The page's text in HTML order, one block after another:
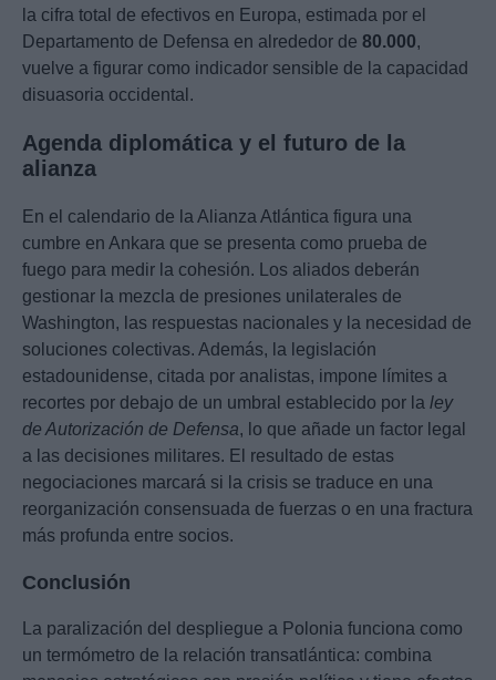
la cifra total de efectivos en Europa, estimada por el
Departamento de Defensa en alrededor de 80.000,
vuelve a figurar como indicador sensible de la capacidad
disuasoria occidental.
Agenda diplomática y el futuro de la
alianza
En el calendario de la Alianza Atlántica figura una
cumbre en Ankara que se presenta como prueba de
fuego para medir la cohesión. Los aliados deberán
gestionar la mezcla de presiones unilaterales de
Washington, las respuestas nacionales y la necesidad de
soluciones colectivas. Además, la legislación
estadounidense, citada por analistas, impone límites a
recortes por debajo de un umbral establecido por la ley
de Autorización de Defensa, lo que añade un factor legal
a las decisiones militares. El resultado de estas
negociaciones marcará si la crisis se traduce en una
reorganización consensuada de fuerzas o en una fractura
más profunda entre socios.
Conclusión
La paralización del despliegue a Polonia funciona como
un termómetro de la relación transatlántica: combina